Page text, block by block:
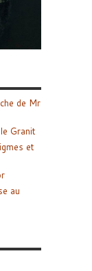
de Mr
Granit
et
au